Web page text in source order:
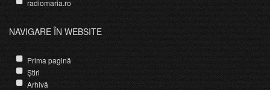
radiomaria.ro
NAVIGARE ÎN WEBSITE
Prima pagină
Știri
Arhivă